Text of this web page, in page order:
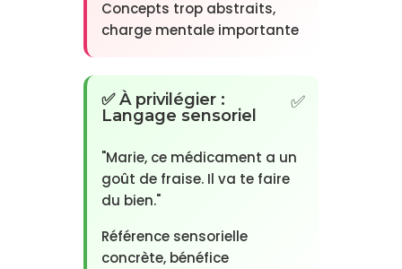
Concepts trop abstraits,
charge mentale importante
✅ À privilégier :
Langage sensoriel
"Marie, ce médicament a un
goût de fraise. Il va te faire
du bien."
Référence sensorielle
concrète, bénéfice